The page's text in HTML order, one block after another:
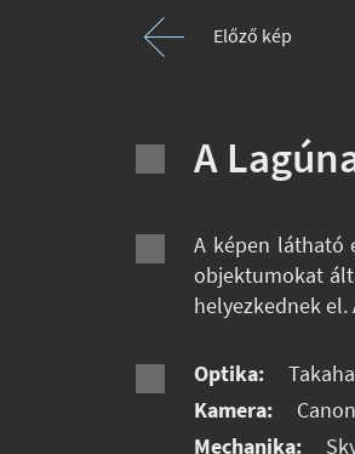
Előző kép
A
A képen látható
objektumokat
helyezkednek el.
Optika:
Kamera:
Mechanika: